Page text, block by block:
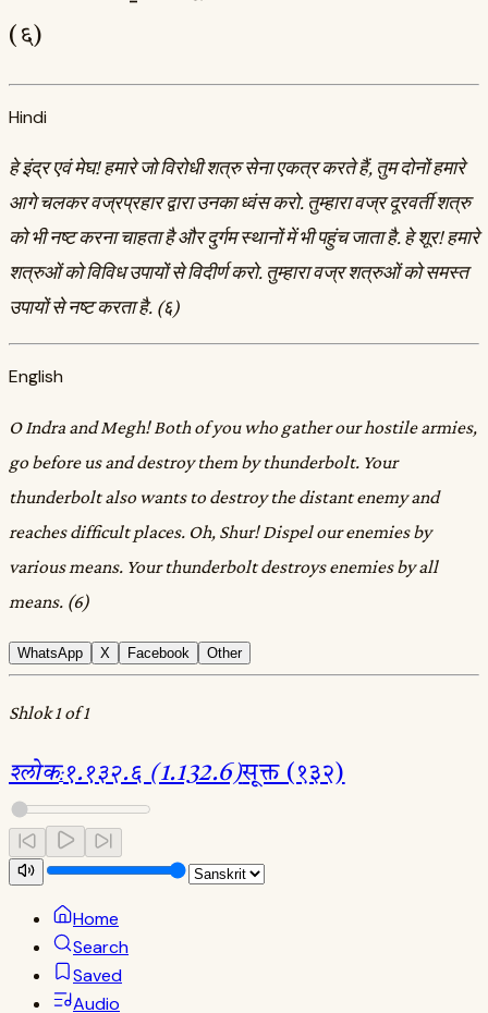
(६)
Hindi
हे इंद्र एवं मेघ! हमारे जो विरोधी शत्रु सेना एकत्र करते हैं, तुम दोनों हमारे
आगे चलकर वज्रप्रहार द्वारा उनका ध्वंस करो. तुम्हारा वज्र दूरवर्ती शत्रु
को भी नष्ट करना चाहता है और दुर्गम स्थानों में भी पहुंच जाता है. हे शूर! हमारे
शत्रुओं को विविध उपायों से विदीर्ण करो. तुम्हारा वज्र शत्रुओं को समस्त
उपायों से नष्ट करता है. (६)
English
O Indra and Megh! Both of you who gather our hostile armies,
go before us and destroy them by thunderbolt. Your
thunderbolt also wants to destroy the distant enemy and
reaches difficult places. Oh, Shur! Dispel our enemies by
various means. Your thunderbolt destroys enemies by all
means. (6)
WhatsApp X Facebook Other
Shlok 1 of 1
श्लोक:१.१३२.६ (1.132.6)सूक्त (१३२)
Home
Search
Saved
Audio